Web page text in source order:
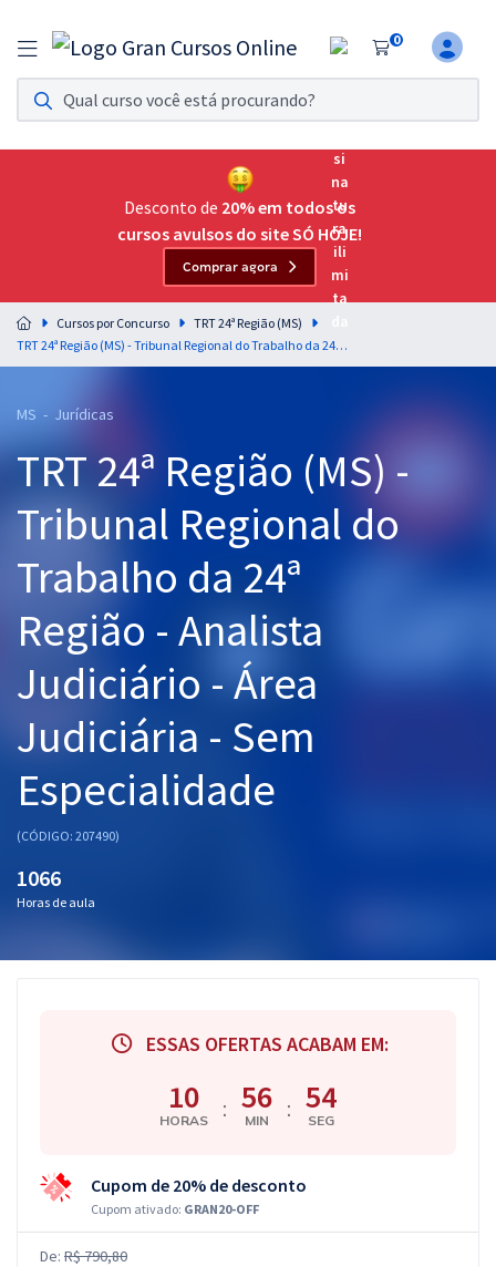
0
Assinatura Ilimitada 11
Acesso a todos os cursos. Teste grátis por 7 dias!
Assinatura OAB Até Passar
Acesso ilimitado a toda preparação para o Exame da
Residências Multiprofissionais
Preparação completa e intensiva para as principais
residências em saúde do Brasil
Cursos 20% OFF
Pós
Graduação
OAB
Mentorias
Questões grátis
Desconto de 20% em todos os
cursos avulsos do site SÓ HOJE!
Comprar agora
Cursos por Concurso
TRT 24ª Região (MS)
TRT 24ª Região (MS) - Tribunal Regional do Trabalho da 24ª Região - Analista Judiciário - Área Judiciária - Sem Especialidade
MS - Jurídicas
TRT 24ª Região (MS) -
Tribunal Regional do
Trabalho da 24ª
Região - Analista
Judiciário - Área
Judiciária - Sem
Especialidade
(CÓDIGO: 207490)
1066
Horas de aula
ESSAS OFERTAS ACABAM EM:
10
HORAS : 56
MIN : 53
SEG
Cupom de 20% de desconto
Cupom ativado: GRAN20-OFF
De: R$ 790,80